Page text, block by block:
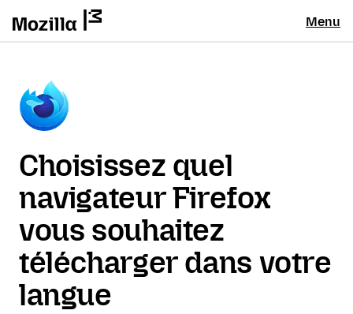
Menu
Choisissez quel
navigateur Firefox
vous souhaitez
télécharger dans votre
langue